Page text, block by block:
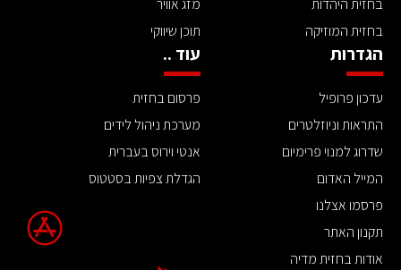
בחזית היהדות
בחזית המוזיקה
מזג אוויר
תוכן שיווקי
הגדרות
עדכון פרופיל
התראות וניוזלטרים
שדרוג למנוי פרימיום
המייל האדום
פרסמו אצלנו
תקנון האתר
אודות בחזית מדיה
עוד ..
פרסום בחזית
מערכת ניהול לידים
אנטי וירוס בעברית
הגדלת צפיות בסטטוס